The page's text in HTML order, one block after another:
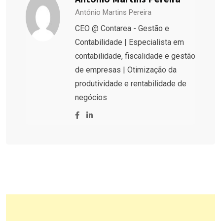
António Martins Pereira
CEO @ Contarea - Gestão e
Contabilidade | Especialista em
contabilidade, fiscalidade e gestão
de empresas | Otimização da
produtividade e rentabilidade de
negócios